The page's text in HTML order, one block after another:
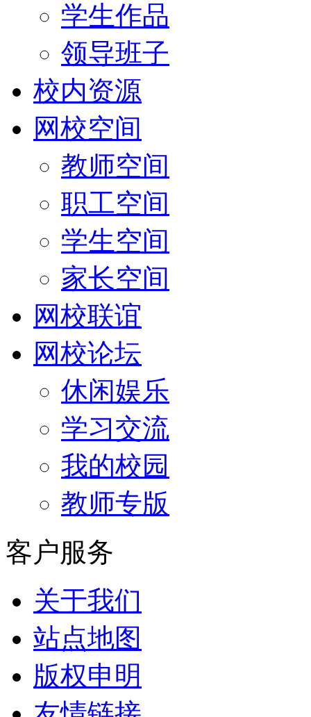
学生作品
领导班子
校内资源
网校空间
教师空间
职工空间
学生空间
家长空间
网校联谊
网校论坛
休闲娱乐
学习交流
我的校园
教师专版
客户服务
关于我们
站点地图
版权申明